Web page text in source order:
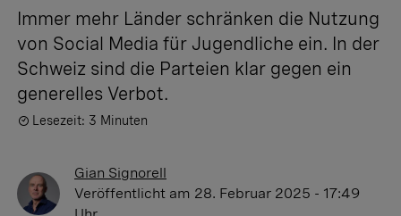
Immer mehr Länder schränken die Nutzung
von Social Media für Jugendliche ein. In der
Schweiz sind die Parteien klar gegen ein
generelles Verbot.
Lesezeit: 3 Minuten
Gian Signorell
Veröffentlicht am 28. Februar 2025 - 17:49